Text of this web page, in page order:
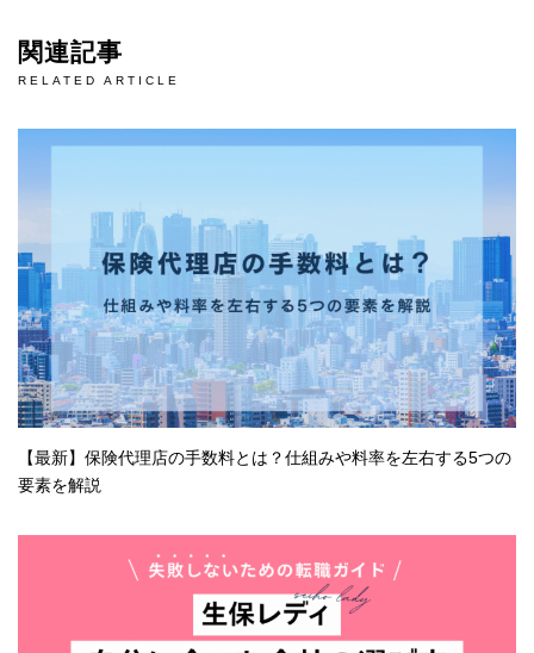
関連記事
RELATED ARTICLE
【最新】保険代理店の手数料とは？仕組みや料率を左右する5つの
要素を解説